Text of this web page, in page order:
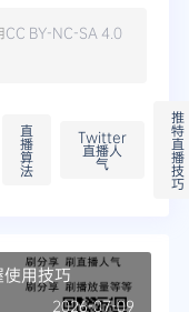
CC BY-NC-SA 4.0
直
播
算
法
Twitter
直播人
气
推
特
直
播
技
巧
用技巧
2026-07-09